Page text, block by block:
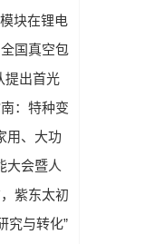
块在锂电
、
IP等多
国真空包
袋，相机
提出首光
像方法
：特种变
器，定制
用、大功
，高性
大会暨人
幕式并发
紫东太初
究与转化”